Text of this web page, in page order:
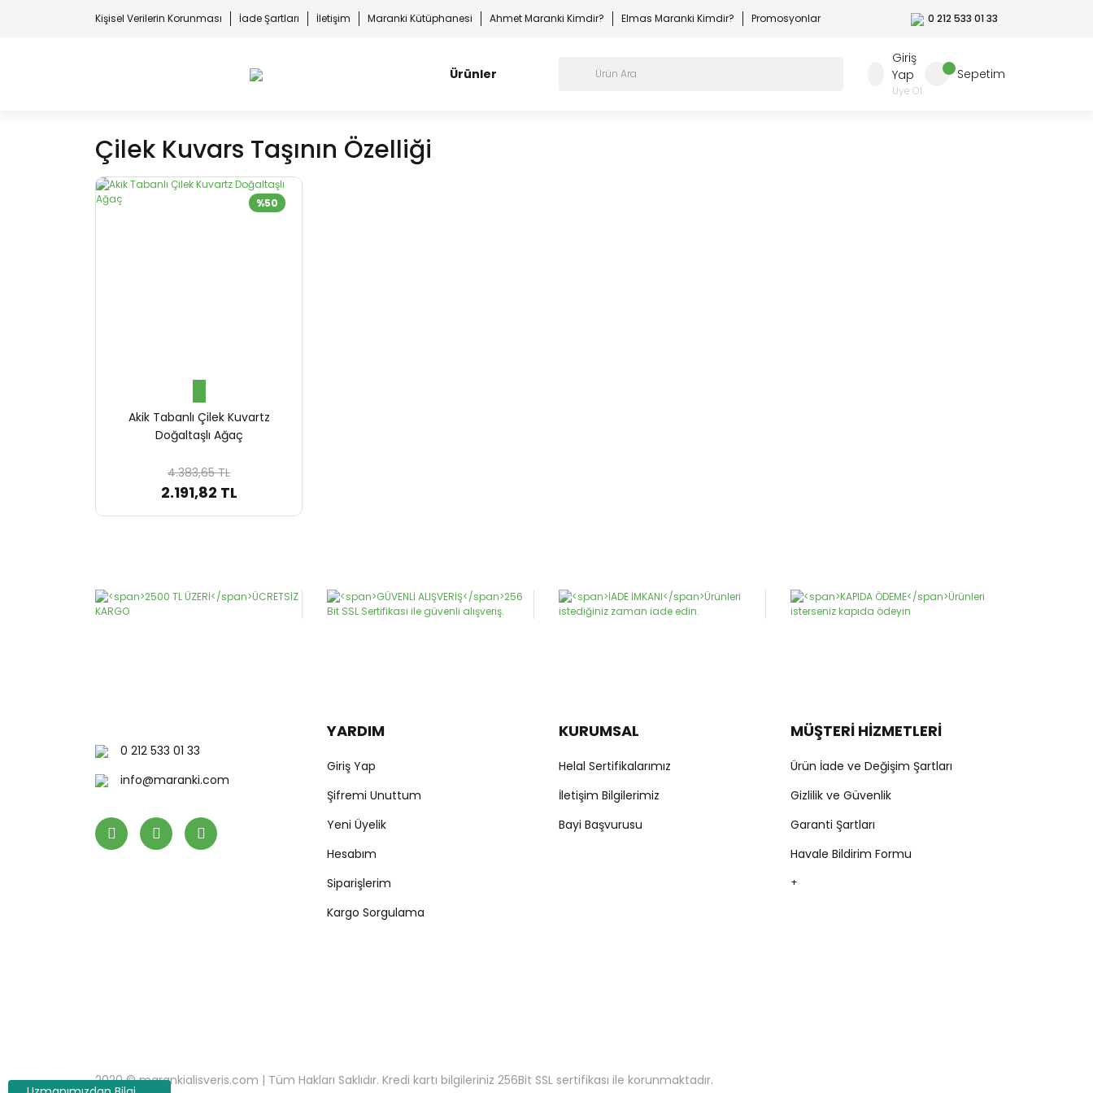
Kişisel Verilerin Korunması İade Şartları İletişim Maranki Kütüphanesi Ahmet Maranki Kimdir? Elmas Maranki Kimdir? Promosyonlar 0 212 533 01 33
Ürünler
Giriş
Yap
Üye Ol
Sepetim
Çilek Kuvars Taşının Özelliği
%50
Akik Tabanlı Çilek Kuvartz
Doğaltaşlı Ağaç
4.383,65 TL
2.191,82 TL
0 212 533 01 33
info@maranki.com
YARDIM
Giriş Yap
Şifremi Unuttum
Yeni Üyelik
Hesabım
Siparişlerim
Kargo Sorgulama
KURUMSAL
Helal Sertifikalarımız
İletişim Bilgilerimiz
Bayi Başvurusu
MÜŞTERİ HİZMETLERİ
Ürün İade ve Değişim Şartları
Gizlilik ve Güvenlik
Garanti Şartları
Havale Bildirim Formu
+
2020 © marankialisveris.com | Tüm Hakları Saklıdır. Kredi kartı bilgileriniz 256Bit SSL sertifikası ile korunmaktadır.